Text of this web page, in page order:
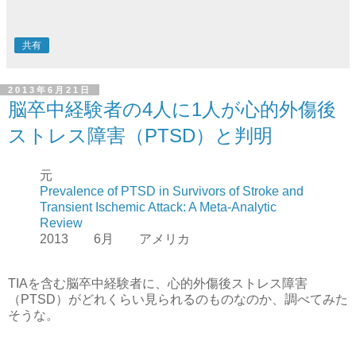
共有
2013年6月21日
脳卒中経験者の4人に1人が心的外傷後
ストレス障害（PTSD）と判明
元
Prevalence of PTSD in Survivors of Stroke and
Transient Ischemic Attack: A Meta-Analytic
Review
2013 6月 アメリカ
TIAを含む脳卒中経験者に、心的外傷後ストレス障害
（PTSD）がどれくらい見られるのものなのか、調べてみた
そうな。